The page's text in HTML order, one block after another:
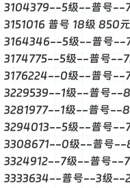
3104379--5级--普号--
3151016 普号 18级 850
3164346--5级--普号--
3174775--5级--普号--
3176224--0级--普号--
3229539--1级--普号--
3281977--1级--普号--
3294013--5级--普号--
3308671--0级--普号--
3324912--7级--普号--
3333634--普号--3级--